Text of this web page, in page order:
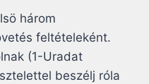
három
feltételeként.
(1-Uradat
beszélj róla